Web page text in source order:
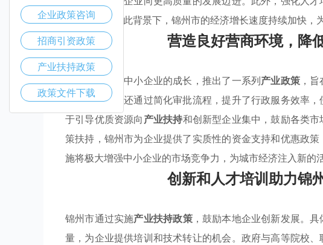
动和挑战。在此背景下，锦州市的经济增长速度持续加快，
营造良好营商环境，降
锦州市为支持中小企业的成长，推出了一系列产业政策 ，
了运营成本，还通过简化审批流程，提升了行政服务效率
于引导优质资源向产业扶持和创新型企业集中，鼓励各类
策扶持，锦州市为企业提供了实质性的资金支持和优惠政
施将极大增强中小企业的市场竞争力，为城市经济注入新的活
创新和人才培训助力锦
锦州市通过实施产业扶持政策，鼓励本地企业创新发展。具
量，为企业提供培训和技术转让的机会。政府与高等院校
企业政策咨询
招商引资政策
产业扶持政策
政策文件下载